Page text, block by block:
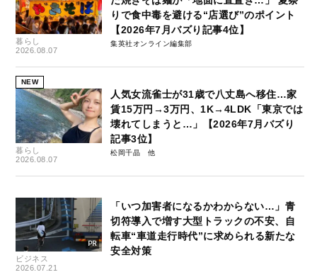
暮らし
2026.08.07
りで食中毒を避ける“店選び”のポイント
【2026年7月バズり記事4位】
集英社オンライン編集部
NEW
暮らし
2026.08.07
人気女流雀士が31歳で八丈島へ移住…家
賃15万円→3万円、1K→4LDK「東京では
壊れてしまうと…」【2026年7月バズり
記事3位】
松岡千晶
ビジネス
2026.07.21
「いつ加害者になるかわからない…」青
切符導入で増す大型トラックの不安、自
転車“車道走行時代”に求められる新たな
安全対策